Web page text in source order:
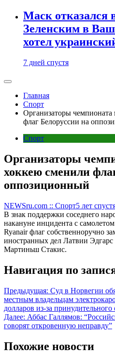
Маск отказался
Зеленским в
хотел
7 дней спустя
Главная
Спорт
Организаторы
флаг Белоруссии на
Спорт
Организаторы
хоккею сменили
оппозиционный
NEWSru.com :: Спорт5 лет
В знак поддержки соседнего
накануне инцидента с
Ryanair флаг собственноручно
иностранных дел Латвии
Мартиньш Стакис.
Навигация по
Предыдущая: Суд в Норвегии
местным владельцам
долларов из-за
Далее: Аббас Галлямов:
говорят откровенную неправду”
Похожие новости